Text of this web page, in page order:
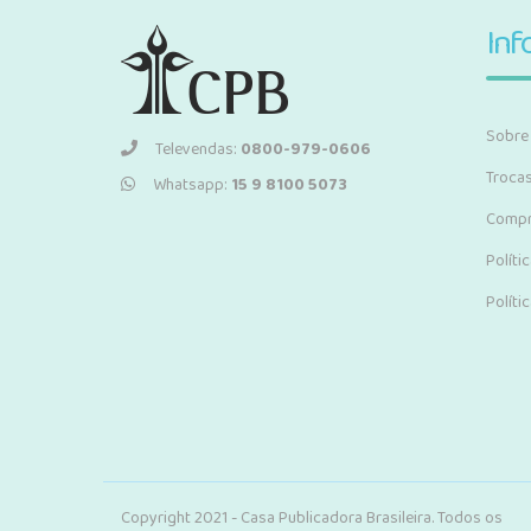
Televendas: 0800-979-0606
Whatsapp: 15 9 8100 5073
Copyright 2021 - Casa Publicadora Brasileira. Todos os